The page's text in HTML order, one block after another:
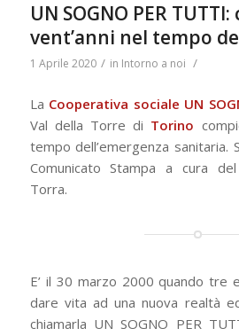
UN SOGNO PER
vent’anni nel tempo
1 Aprile 2020 / in Intorno a noi /
La Cooperativa sociale UN
Val della Torre di Torino
tempo dell’emergenza sanitaria.
Comunicato Stampa a cura
Torra.
E’ il 30 marzo 2000 quando tre
dare vita ad una nuova realtà
chiamarla UN SOGNO PER